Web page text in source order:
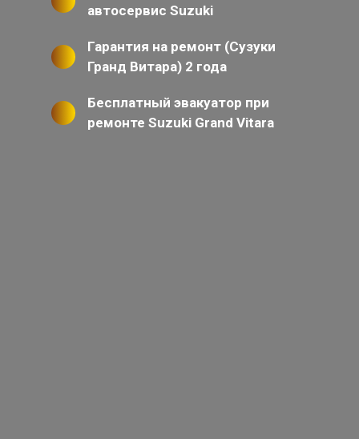
автосервис Suzuki
Гарантия на ремонт (Сузуки
Гранд Витара) 2 года
Бесплатный эвакуатор при
ремонте Suzuki Grand Vitara